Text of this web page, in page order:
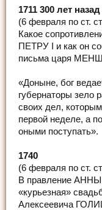
1711 300 лет назад
(6 февраля по ст.
Какое
ПЕТРУ I и как он
письма царя
«Доныне, бог
губернаторы зело
своих дел,
первой неделе, а
оными поступать».
1740
(6 февраля по ст.
В правление
«курьезная»
Алексеевича